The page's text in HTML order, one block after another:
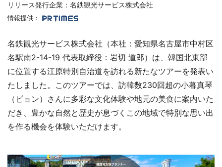
リリース発行企業：名鉄観光サービス株式会社
情報提供：
名鉄観光サービス株式会社（本社：愛知県名古屋市中村区
名駅南2-14-19 代表取締役：岩切 道郎）は、韓国北東部
に位置する江原特別自治道を訪れる新たなツアーを発表い
たしました。このツアーでは、訪韓数230回超の小暮真琴
（ビョン）さんに多彩な文化体験や地元の美食に案内いた
だき、豊かな自然と歴史が息づくこの地域で特別な思い出
を作る機会を体験いただけます。